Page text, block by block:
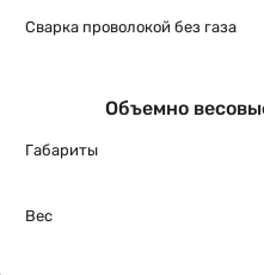
Сварка проволокой без газа
Объемно
Габариты
Вес